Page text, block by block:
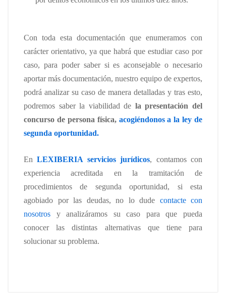
Con toda esta documentación que enumeramos con
carácter orientativo, ya que habrá que estudiar caso por
caso, para poder saber si es aconsejable o necesario
aportar más documentación, nuestro equipo de expertos,
podrá analizar su caso de manera detalladas y tras esto,
podremos saber la viabilidad de la presentación del
concurso de persona física, acogiéndonos a la ley de
segunda oportunidad.
EnLEXIBERIA servicios jurídicos, contamos con
experiencia acreditada en la tramitación de
procedimientos de segunda oportunidad, si esta
agobiado por las deudas, no lo dude contacte con
nosotros y analizáramos su caso para que pueda
conocer las distintas alternativas que tiene para
solucionar su problema.